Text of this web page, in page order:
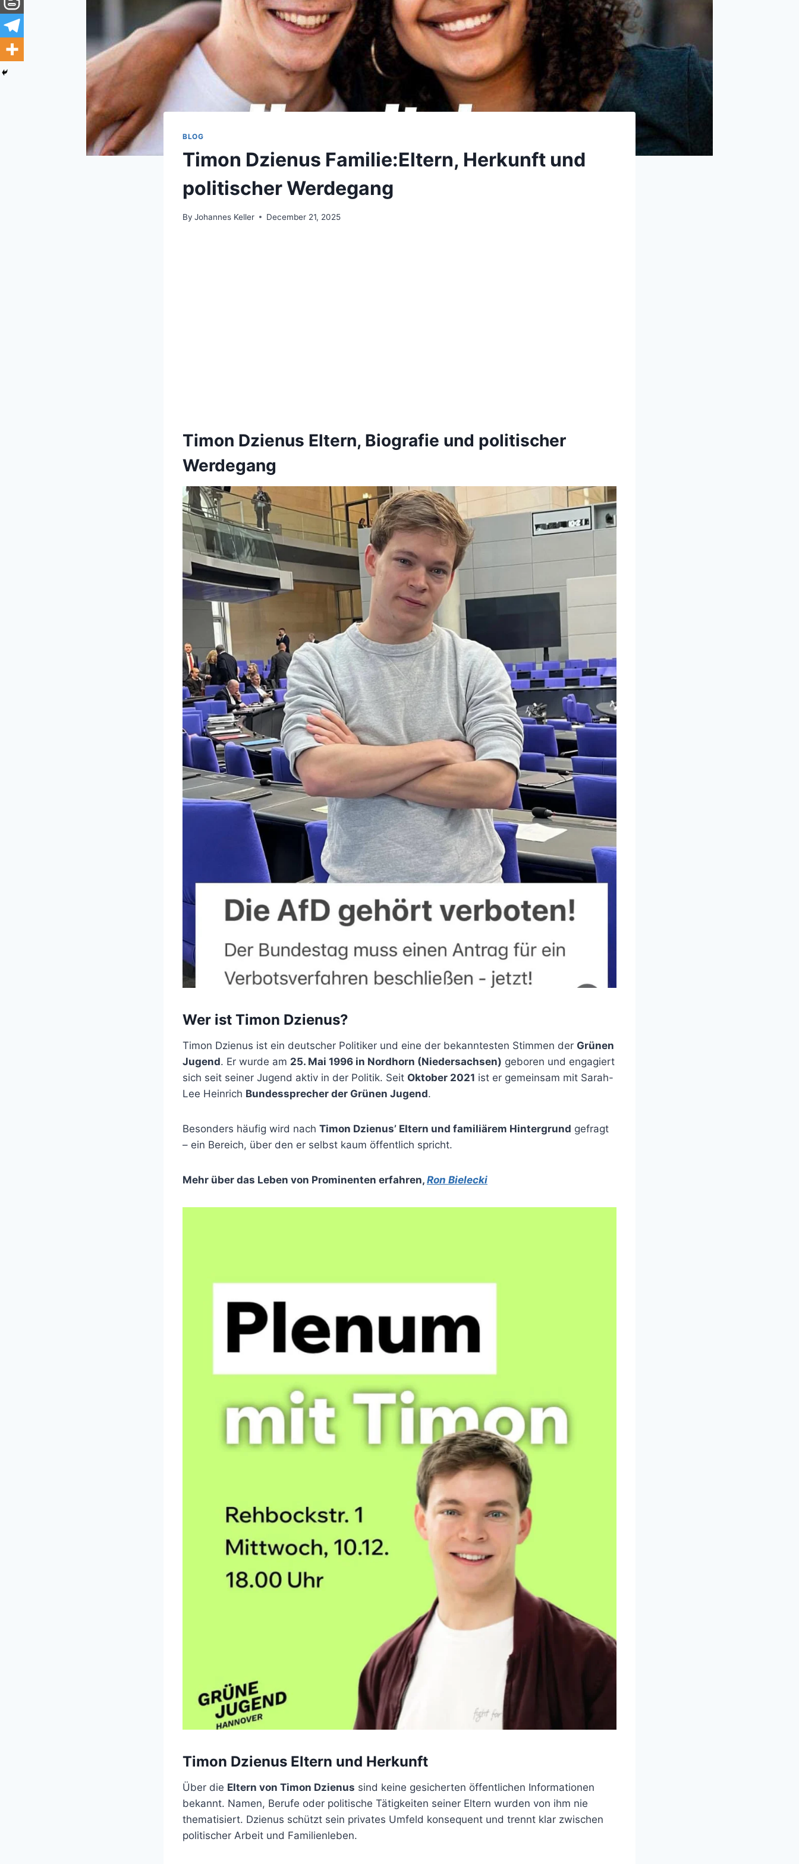
BLOG
Timon Dzienus Familie:Eltern, Herkunft und
politischer Werdegang
By Johannes Keller December 21, 2025
Timon Dzienus Eltern, Biografie und politischer
Werdegang
Wer ist Timon Dzienus?
Timon Dzienus ist ein deutscher Politiker und eine der bekanntesten Stimmen der Grünen
Jugend. Er wurde am 25. Mai 1996 in Nordhorn (Niedersachsen) geboren und engagiert
sich seit seiner Jugend aktiv in der Politik. Seit Oktober 2021 ist er gemeinsam mit Sarah-
Lee Heinrich Bundessprecher der Grünen Jugend.
Besonders häufig wird nach Timon Dzienus’ Eltern und familiärem Hintergrund gefragt
– ein Bereich, über den er selbst kaum öffentlich spricht.
Mehr über das Leben von Prominenten erfahren, Ron Bielecki
Timon Dzienus Eltern und Herkunft
Über die Eltern von Timon Dzienus sind keine gesicherten öffentlichen Informationen
bekannt. Namen, Berufe oder politische Tätigkeiten seiner Eltern wurden von ihm nie
thematisiert. Dzienus schützt sein privates Umfeld konsequent und trennt klar zwischen
politischer Arbeit und Familienleben.